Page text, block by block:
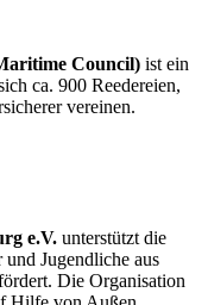
Council) ist ein
ca. 900 Reedereien,
vereinen.
e.V. unterstützt die
Jugendliche aus
Die Organisation